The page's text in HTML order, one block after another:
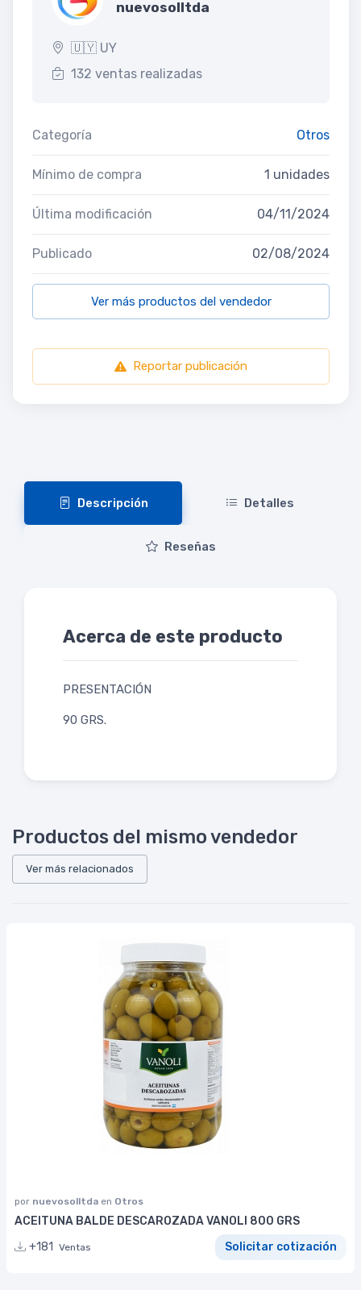
nuevosolltda
🇺🇾 UY
132 ventas realizadas
Categoría Otros
Mínimo de compra 1 unidades
Última modificación 04/11/2024
Publicado 02/08/2024
Ver más productos del vendedor
Reportar publicación
Descripción Detalles
Reseñas
Acerca de este producto
PRESENTACIÓN
90 GRS.
Productos del mismo vendedor
Ver más relacionados
por nuevosolltda en Otros
ACEITUNA BALDE DESCAROZADA VANOLI 800 GRS
+181
Ventas Solicitar cotización